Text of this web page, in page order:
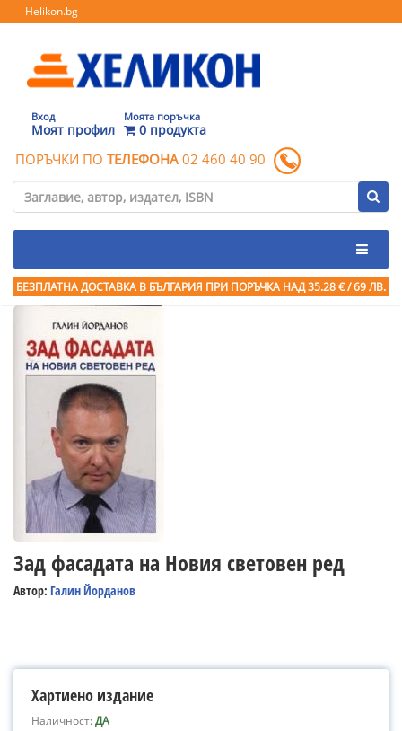
Helikon.bg
Вход
Моят профил
Моята поръчка
0 продукта
ПОРЪЧКИ ПО ТЕЛЕФОНА 02 460 40 90
БЕЗПЛАТНА ДОСТАВКА В БЪЛГАРИЯ ПРИ ПОРЪЧКА НАД 35.28 € / 69 ЛВ.
Зад фасадата на Новия световен ред
Автор: Галин Йорданов
Хартиено издание
Наличност:ДА